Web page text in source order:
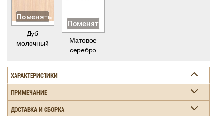
Поменять
Дуб
молочный
Поменять
Матовое
серебро
ХАРАКТЕРИСТИКИ
ПРИМЕЧАНИЕ
ДОСТАВКА И СБОРКА